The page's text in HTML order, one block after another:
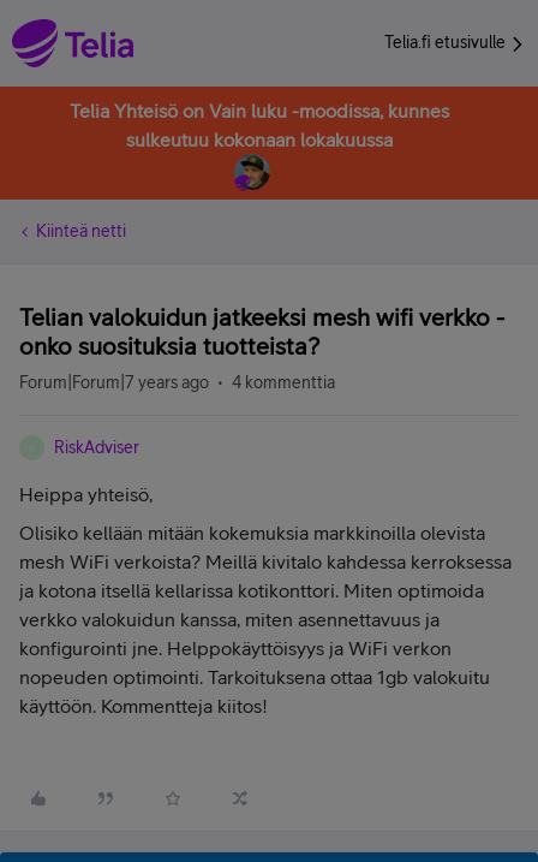
Telia.fi etusivulle
Telia Yhteisö on Vain luku -moodissa, kunnes
sulkeutuu kokonaan lokakuussa
Kiinteä netti
Telian valokuidun jatkeeksi mesh wifi verkko -
onko suosituksia tuotteista?
Forum|Forum|7 years ago 4 kommenttia
RiskAdviser
Heippa yhteisö,
Olisiko kellään mitään kokemuksia markkinoilla olevista
mesh WiFi verkoista? Meillä kivitalo kahdessa kerroksessa
ja kotona itsellä kellarissa kotikonttori. Miten optimoida
verkko valokuidun kanssa, miten asennettavuus ja
konfigurointi jne. Helppokäyttöisyys ja WiFi verkon
nopeuden optimointi. Tarkoituksena ottaa 1gb valokuitu
käyttöön. Kommentteja kiitos!